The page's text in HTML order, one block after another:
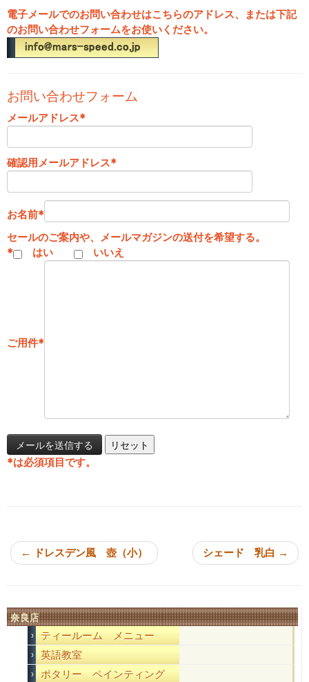
電子メールでのお問い合わせはこちらのアドレス、または下記
のお問い合わせフォームをお使いください。
お問い合わせフォーム
メールアドレス*
確認用メールアドレス*
お名前*
セールのご案内や、メールマガジンの送付を希望する。
*
はい いいえ
ご用件*
*は必須項目です。
← ドレスデン風 壺（小） シェード 乳白 →
奈良店
ティールーム メニュー
英語教室
ポタリー ペインティング